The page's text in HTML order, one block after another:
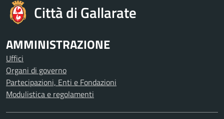
Città di Gallarate
AMMINISTRAZIONE
Uffici
Organi di governo
Partecipazioni, Enti e Fondazioni
Modulistica e regolamenti